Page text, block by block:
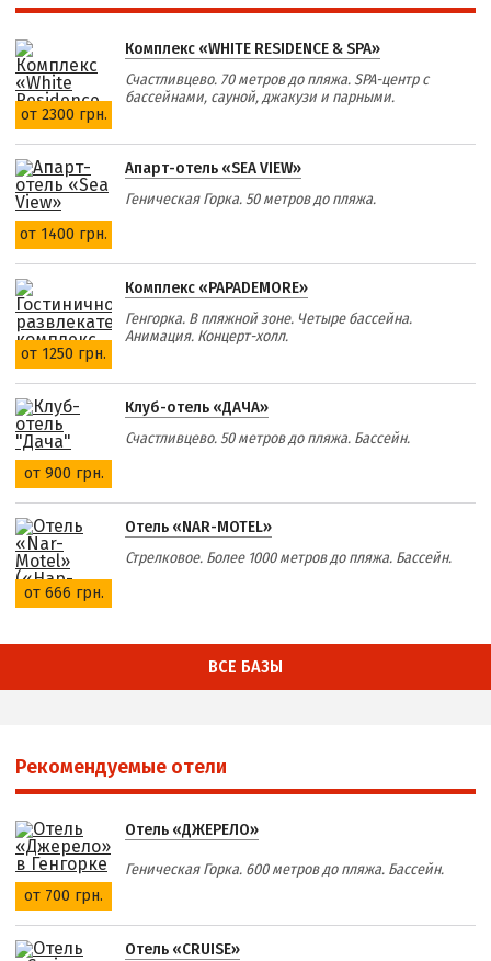
от 2300 грн.
Комплекс «WHITE RESIDENCE & SPA»
Счастливцево. 70 метров до пляжа. SPA-центр с
бассейнами, сауной, джакузи и парными.
от 1400 грн.
Апарт-отель «SEA VIEW»
Геническая Горка. 50 метров до пляжа.
от 1250 грн.
Комплекс «PAPADEMORE»
Генгорка. В пляжной зоне. Четыре бассейна.
Анимация. Концерт-холл.
от 900 грн.
Клуб-отель «ДАЧА»
Счастливцево. 50 метров до пляжа. Бассейн.
от 666 грн.
Отель «NAR-MOTEL»
Стрелковое. Более 1000 метров до пляжа. Бассейн.
ВСЕ БАЗЫ
Рекомендуемые отели
от 700 грн.
Отель «ДЖЕРЕЛО»
Геническая Горка. 600 метров до пляжа. Бассейн.
Отель «CRUISE»